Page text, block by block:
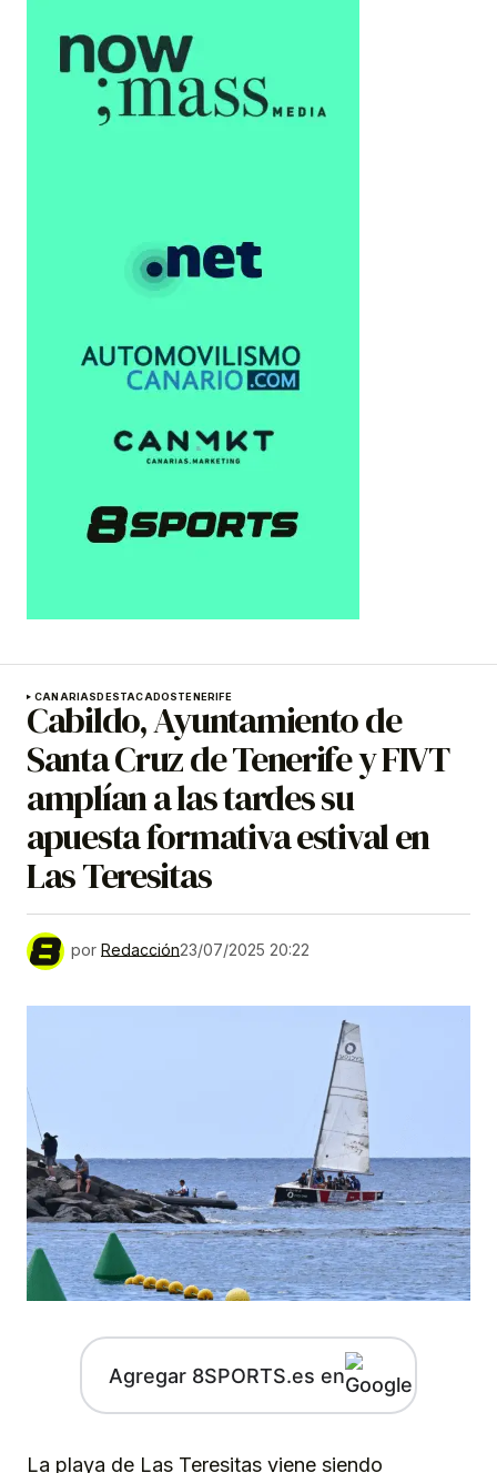
CANARIASDESTACADOSTENERIFE
Cabildo, Ayuntamiento de
Santa Cruz de Tenerife y FIVT
amplían a las tardes su
apuesta formativa estival en
Las Teresitas
por Redacción23/07/2025 20:22
Agregar 8SPORTS.es en
La playa de Las Teresitas viene siendo